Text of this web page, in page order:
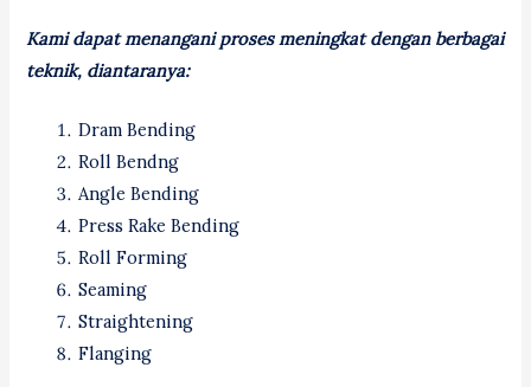
Kami dapat menangani proses meningkat dengan berbagai
teknik, diantaranya:
Dram Bending
Roll Bendng
Angle Bending
Press Rake Bending
Roll Forming
Seaming
Straightening
Flanging